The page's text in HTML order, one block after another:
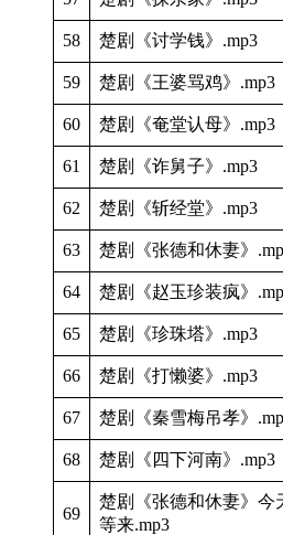
58 楚剧《讨学钱》.mp3
59 楚剧《王婆骂鸡》.mp3
60 楚剧《奄堂认母》.mp3
61 楚剧《诈舅子》.mp3
62 楚剧《斩经堂》.mp3
63 楚剧《张德和休妻》
64 楚剧《赵玉珍装疯》
65 楚剧《珍珠塔》.mp3
66 楚剧《打懒婆》.mp3
67 楚剧《秦雪梅吊孝》
68 楚剧《四下河南》.mp3
69
楚剧《张德和休妻》今
等来.mp3